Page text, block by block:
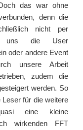
das war ohne
denn die
nicht per
uns die User
oder andere Event
unsere Arbeit
zudem die
werden. So
für die weitere
eine kleine
wirkenden FFT